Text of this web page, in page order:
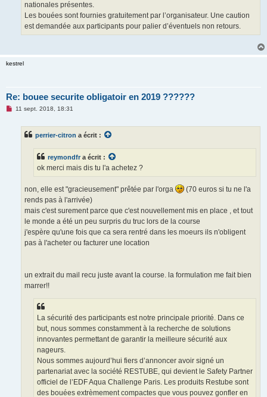
nationales présentes.
Les bouées sont fournies gratuitement par l’organisateur. Une caution
est demandée aux participants pour palier d’éventuels non retours.
kestrel
Re: bouee securite obligatoir en 2019 ??????
M11 sept. 2018, 18:31
perrier-citron a écrit :
reymondfra écrit :
ok merci mais dis tu l'a achetez ?
non, elle est "gracieusement" prêtée par l'orga
(70 euros si tu ne l'a
rends pas à l'arrivée)
mais c'est surement parce que c'est nouvellement mis en place , et tout
le monde a été un peu surpris du truc lors de la course
j'espère qu'une fois que ca sera rentré dans les moeurs ils n'obligent
pas à l'acheter ou facturer une location
un extrait du mail recu juste avant la course. la formulation me fait bien
marrer!!
La sécurité des participants est notre principale priorité. Dans ce
but, nous sommes constamment à la recherche de solutions
innovantes permettant de garantir la meilleure sécurité aux
nageurs.
Nous sommes aujourd’hui fiers d’annoncer avoir signé un
partenariat avec la société RESTUBE, qui devient le Safety Partner
officiel de l’EDF Aqua Challenge Paris. Les produits Restube sont
des bouées extrèmement compactes que vous pouvez gonfler en